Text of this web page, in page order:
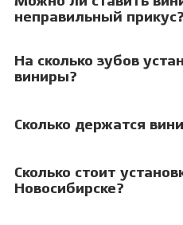
неправильный прикус?
На сколько зубов
виниры?
Сколько держатся
Сколько стоит
Новосибирске?